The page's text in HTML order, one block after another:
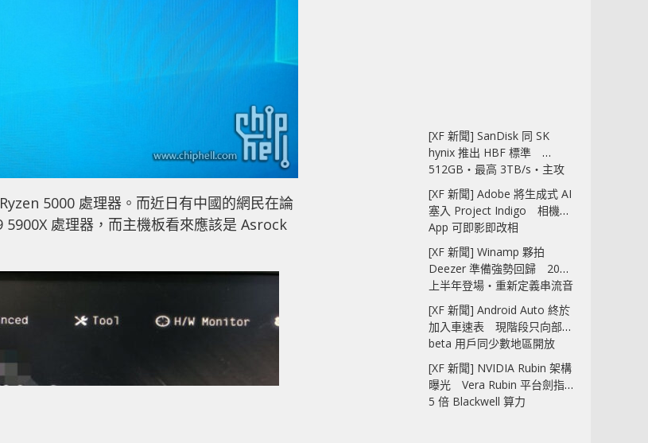
下
一
篇
章：
QNAP 發表適全新雙埠 Thunderbolt 3 PCI-E
擴充卡
[XF 新聞] SanDisk 同 SK
hynix 推出 HBF 標準
512GB‧最高 3TB/s‧主攻
AI 記憶體
[XF 新聞] Adobe 將生成式 AI
塞入 Project Indigo 相機
App 可即影即改相
[XF 新聞] Winamp 夥拍
Deezer 準備強勢回歸 2027
上半年登場‧重新定義串流音
樂播放器
[XF 新聞] Android Auto 終於
加入車速表 現階段只向部分
beta 用戶同少數地區開放
[XF 新聞] NVIDIA Rubin 架構
曝光 Vera Rubin 平台劍指
5 倍 Blackwell 算力